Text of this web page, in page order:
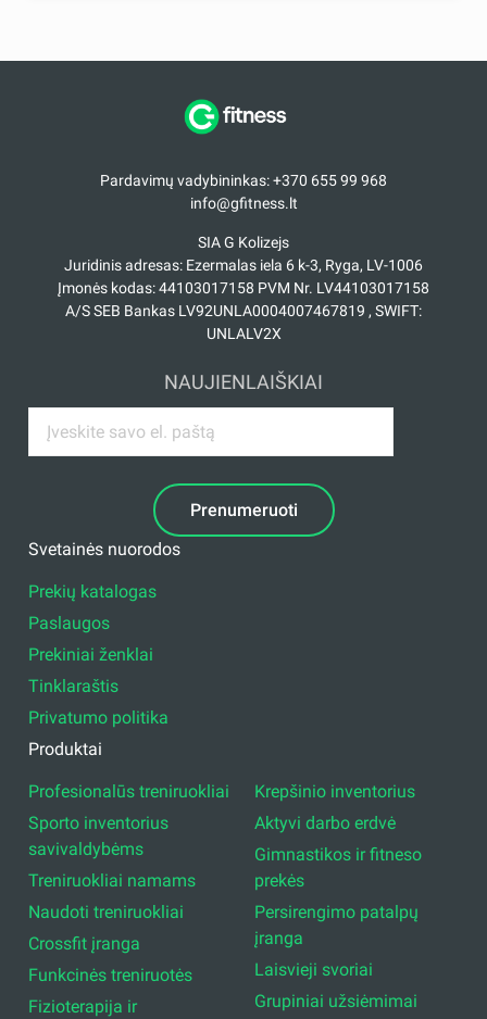
Pardavimų vadybininkas: +370 655 99 968
info@gfitness.lt
SIA G Kolizejs
Juridinis adresas: Ezermalas iela 6 k-3, Ryga, LV-1006
Įmonės kodas: 44103017158 PVM Nr. LV44103017158
A/S SEB Bankas LV92UNLA0004007467819 , SWIFT:
UNLALV2X
NAUJIENLAIŠKIAI
Prenumeruoti
Svetainės nuorodos
Prekių katalogas
Paslaugos
Prekiniai ženklai
Tinklaraštis
Privatumo politika
Produktai
Profesionalūs treniruokliai
Sporto inventorius
savivaldybėms
Treniruokliai namams
Naudoti treniruokliai
Crossfit įranga
Funkcinės treniruotės
Fizioterapija ir
Krepšinio inventorius
Aktyvi darbo erdvė
Gimnastikos ir fitneso
prekės
Persirengimo patalpų
įranga
Laisvieji svoriai
Grupiniai užsiėmimai